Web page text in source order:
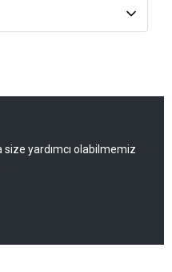
yardımcı olabilmemiz